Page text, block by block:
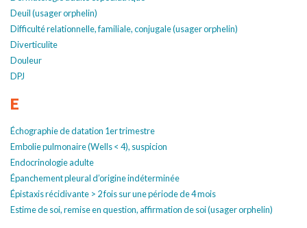
Deuil (usager orphelin)
Difficulté relationnelle, familiale, conjugale (usager orphelin)
Diverticulite
Douleur
DPJ
E
Échographie de datation 1er trimestre
Embolie pulmonaire (Wells < 4), suspicion
Endocrinologie adulte
Épanchement pleural d’origine indéterminée
Épistaxis récidivante > 2 fois sur une période de 4 mois
Estime de soi, remise en question, affirmation de soi (usager orphelin)